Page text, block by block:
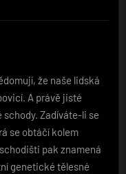
že naše lidská
A právě jisté
Zadíváte-li se
se obtáčí kolem
pak znamená
genetické tělesné